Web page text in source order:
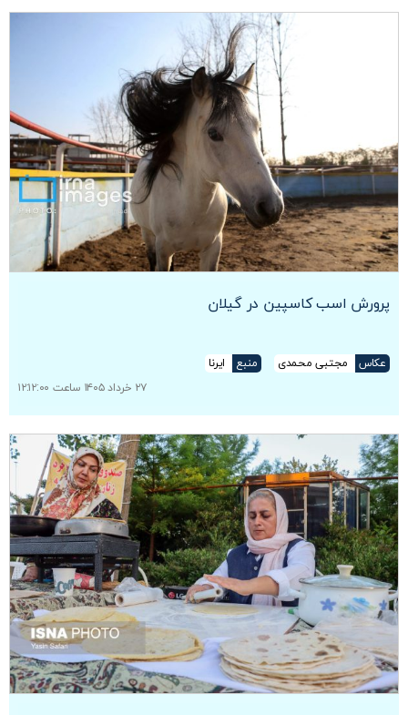
پرورش اسب کاسپین در گیلان
عکاس مجتبی محمدی منبع
ایرنا
۲۷ خرداد ۱۴۰۵ ساعت ۱۲:۱۲:۰۰